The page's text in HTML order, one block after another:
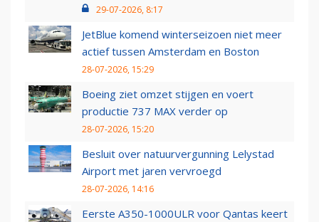
29-07-2026, 8:17
JetBlue komend winterseizoen niet meer
actief tussen Amsterdam en Boston
28-07-2026, 15:29
Boeing ziet omzet stijgen en voert
productie 737 MAX verder op
28-07-2026, 15:20
Besluit over natuurvergunning Lelystad
Airport met jaren vervroegd
28-07-2026, 14:16
Eerste A350-1000ULR voor Qantas keert